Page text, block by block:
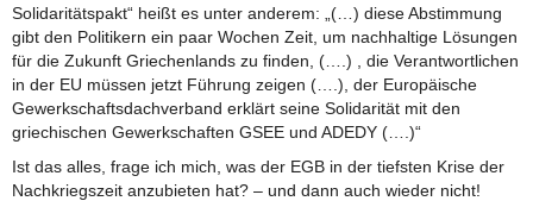
Solidaritätspakt“ heißt es unter anderem: „(…) diese Abstimmung
gibt den Politikern ein paar Wochen Zeit, um nachhaltige Lösungen
für die Zukunft Griechenlands zu finden, (….) , die Verantwortlichen
in der EU müssen jetzt Führung zeigen (….), der Europäische
Gewerkschaftsdachverband erklärt seine Solidarität mit den
griechischen Gewerkschaften GSEE und ADEDY (….)“
Ist das alles, frage ich mich, was der EGB in der tiefsten Krise der
Nachkriegszeit anzubieten hat? – und dann auch wieder nicht!